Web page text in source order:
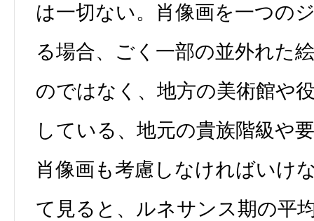
は一切ない。肖像画を一つの
る場合、ごく一部の並外れた
のではなく、地方の美術館や
している、地元の貴族階級や
肖像画も考慮しなければいけ
て見ると、ルネサンス期の平